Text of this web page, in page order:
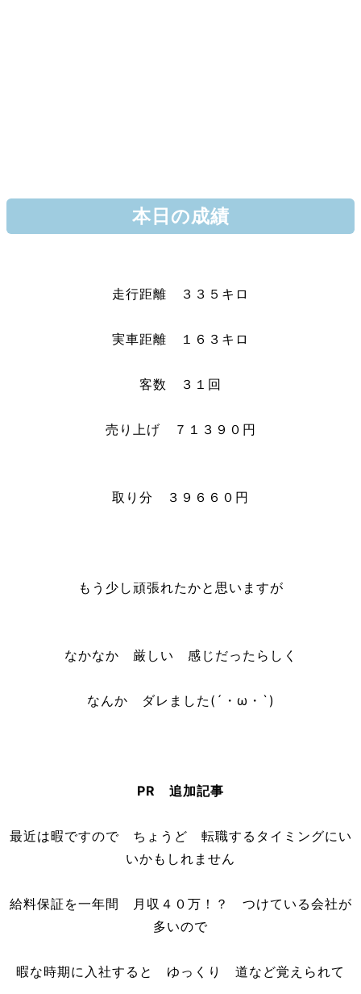
本日の成績
走行距離 ３３５キロ
実車距離 １６３キロ
客数 ３１回
売り上げ ７１３９０円
取り分 ３９６６０円
もう少し頑張れたかと思いますが
なかなか 厳しい 感じだったらしく
なんか ダレました(´・ω・`)
PR 追加記事
最近は暇ですので ちょうど 転職するタイミングにい
いかもしれません
給料保証を一年間 月収４０万！？ つけている会社が
多いので
暇な時期に入社すると ゆっくり 道など覚えられて